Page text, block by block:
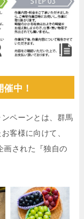
中！
ペーンとは、群馬
客様に向けて、
画された『独自の